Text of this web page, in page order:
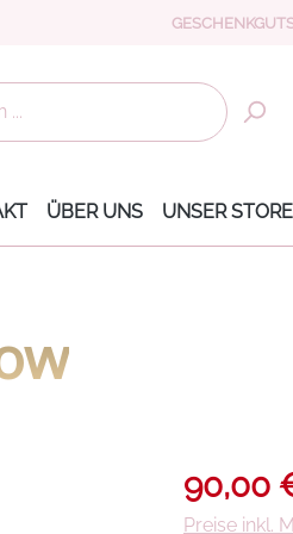
ÜBER UNS UNSER STORE
90,00
Preise inkl.